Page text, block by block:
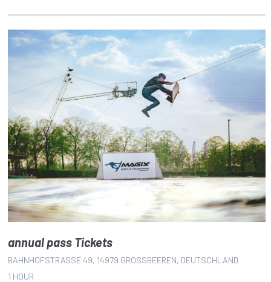
annual pass Tickets
BAHNHOFSTRASSE 49, 14979 GROSSBEEREN, DEUTSCHLAND
1 HOUR